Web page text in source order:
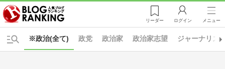
リーダー ログイン メニュー
※政治(全て) 政党 政治家 政治家志望 ジャーナリズ